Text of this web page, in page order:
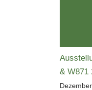
& W871